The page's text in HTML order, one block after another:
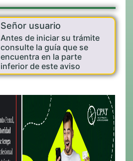
Señor usuario
Antes de iniciar su trámite
consulte la guía que se
encuentra en la parte
inferior de este aviso